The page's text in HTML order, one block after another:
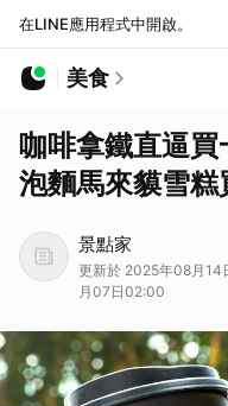
在LINE應用程式中開啟。
美食
咖啡拿鐵直逼
泡麵馬來貘雪
景點家
更新於 2025年08月
月07日02:00